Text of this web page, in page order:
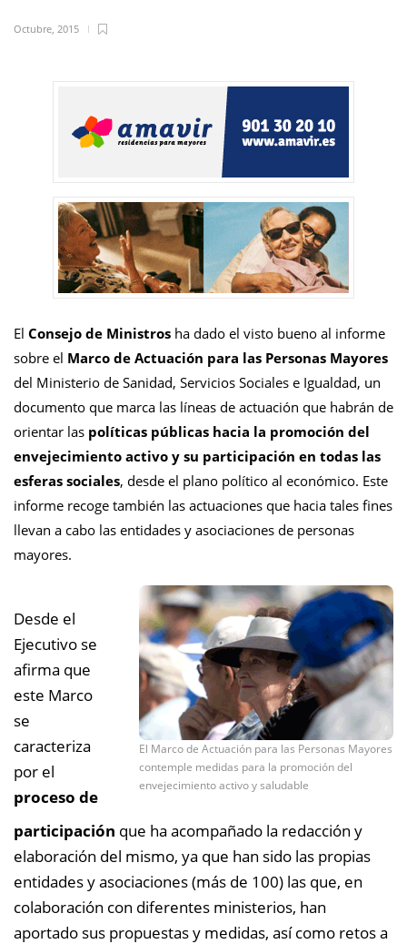
Octubre, 2015
El Consejo de Ministros ha dado el visto bueno al informe
sobre el Marco de Actuación para las Personas Mayores
del Ministerio de Sanidad, Servicios Sociales e Igualdad, un
documento que marca las líneas de actuación que habrán de
orientar las políticas públicas hacia la promoción del
envejecimiento activo y su participación en todas las
esferas sociales, desde el plano político al económico. Este
informe recoge también las actuaciones que hacia tales fines
llevan a cabo las entidades y asociaciones de personas
mayores.
El Marco de Actuación para las Personas Mayores
contemple medidas para la promoción del
envejecimiento activo y saludable
Desde el
Ejecutivo se
afirma que
este Marco
se
caracteriza
por el
proceso de
participación que ha acompañado la redacción y
elaboración del mismo, ya que han sido las propias
entidades y asociaciones (más de 100) las que, en
colaboración con diferentes ministerios, han
aportado sus propuestas y medidas, así como retos a